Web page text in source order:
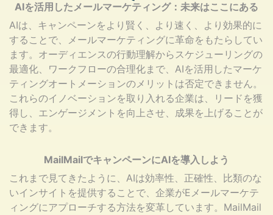
AIを活用したメールマーケティング：未来はここにある
AIは、キャンペーンをより賢く、より速く、より効果的に
することで、メールマーケティングに革命をもたらしてい
ます。オーディエンスの行動理解からスケジューリングの
最適化、ワークフローの合理化まで、AIを活用したマーケ
ティングオートメーションのメリットは否定できません。
これらのイノベーションを取り入れる企業は、リードを獲
得し、エンゲージメントを向上させ、成果を上げることが
できます。
MailMailでキャンペーンにAIを導入しよう
これまで見てきたように、AIは効率性、正確性、比類のな
いインサイトを提供することで、企業がEメールマーケテ
ィングにアプローチする方法を変革しています。MailMail